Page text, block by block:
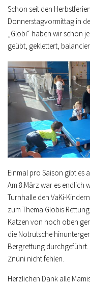
Schon seit den
Donnerstagvormittag in
„Globi“ haben wir schon
geübt, geklettert,
Einmal pro Saison gibt es
Am 8.März war es endlich
Turnhalle den VaKi-
zum Thema Globis
Katzen von hoch oben
die Notrutsche
Bergrettung
Znüni nicht fehlen.
Herzlichen Dank alle